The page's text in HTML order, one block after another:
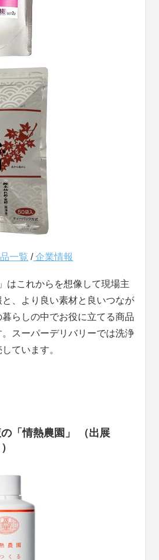
一覧 /企業情報
」はこれからを想像して現場主
、より良い素材と良いつなが
らしの中でお役に立てる商品
スーパーデリバリーでは洗浄
ています。
「情熱農園」 （出展